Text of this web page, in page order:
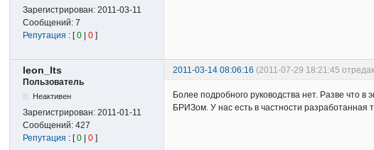
Зарегистрирован:2011-03-11
Сообщений:7
Репутация : [0 |0 ]
leon_lts 2011-03-14 08:06:16 (2011-07-29 18:21:45
Пользователь
Неактивен
Зарегистрирован:2011-01-11
Сообщений:427
Репутация : [0 |0 ]
Более подробного руководства нет. Разве что
БРИЗом. У нас есть в частности